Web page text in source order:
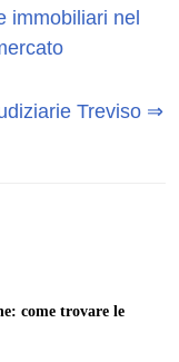
immobiliari nel
Treviso ⇒
come trovare le